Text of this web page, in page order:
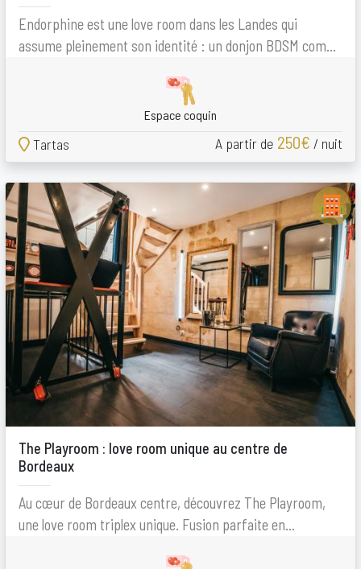
Endorphine est une love room dans les Landes qui
assume pleinement son identité : un donjon BDSM com...
Espace coquin
Tartas A partir de 250€ / nuit
The Playroom : love room unique au centre de
Bordeaux
Au cœur de Bordeaux centre, découvrez The Playroom,
une love room triplex unique. Fusion parfaite en...